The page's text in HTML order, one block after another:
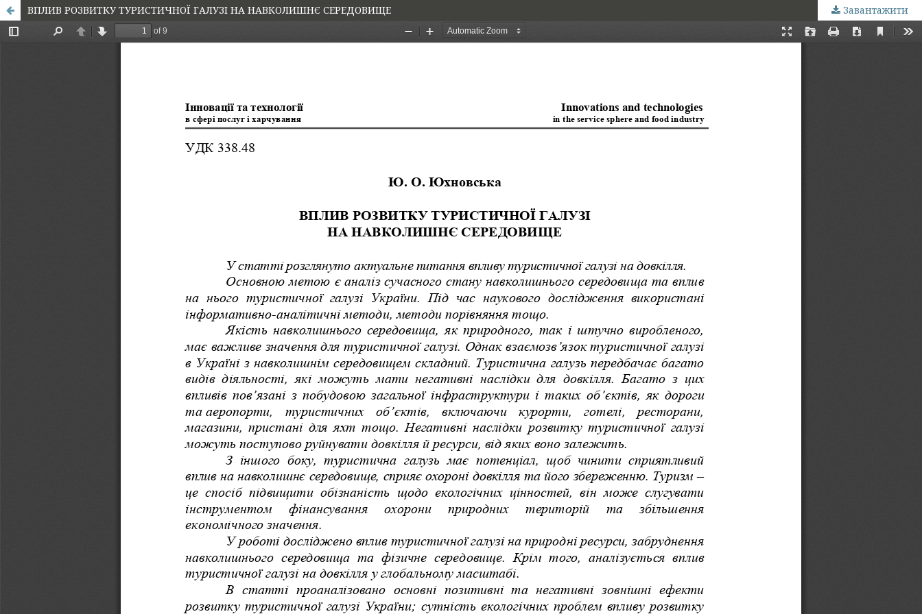
ВПЛИВ РОЗВИТКУ ТУРИСТИЧНОЇ ГАЛУЗІ НА НАВКОЛИШНЄ СЕРЕДОВИЩЕ Завантажити